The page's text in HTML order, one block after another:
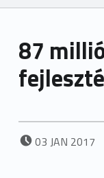
87
POSTED ON:
03 JAN 2017